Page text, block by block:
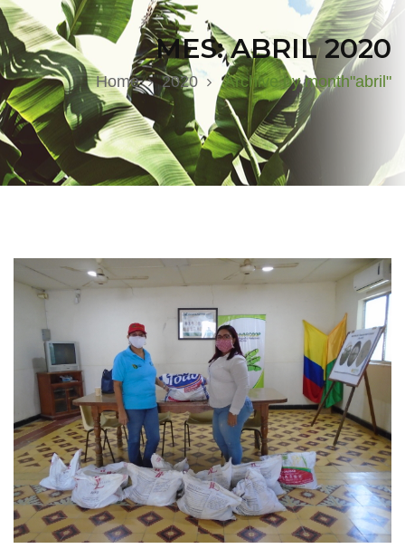
MES:ABRIL 2020
Home 2020 Archive by month"abril"